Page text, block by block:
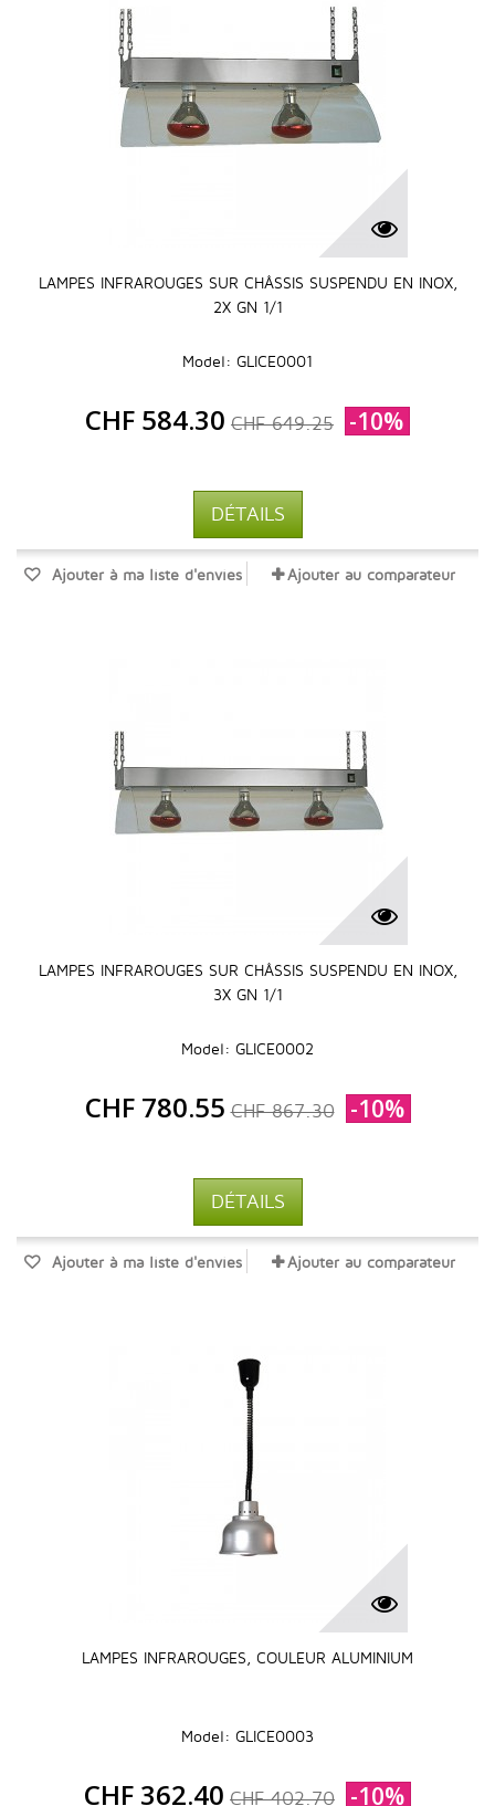
LAMPES INFRAROUGES SUR CHÂSSIS SUSPENDU EN INOX,
2X GN 1/1
Model: GLICE0001
CHF 584.30 CHF 649.25 -10%
DÉTAILS
Ajouter à ma liste d'envies Ajouter au comparateur
LAMPES INFRAROUGES SUR CHÂSSIS SUSPENDU EN INOX,
3X GN 1/1
Model: GLICE0002
CHF 780.55 CHF 867.30 -10%
DÉTAILS
Ajouter à ma liste d'envies Ajouter au comparateur
LAMPES INFRAROUGES, COULEUR ALUMINIUM
Model: GLICE0003
CHF 362.40 CHF 402.70 -10%